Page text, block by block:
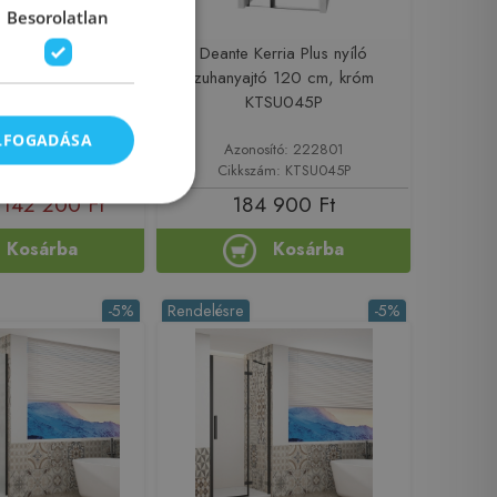
cm zuhanyajtó
üveggel,
221882
142 200 Ft
Kosárba
Deante Kerria Plus nyíló
zuhanyajtó 120 cm, króm
KTSU045P
Azonosító: 222801
Cikkszám: KTSU045P
184 900 Ft
Kosárba
-5% -5%
Rendelésre
Besorolatlan